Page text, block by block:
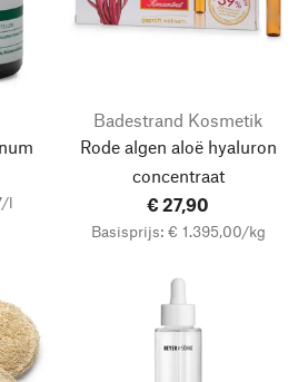
l
Badestrand Kosmetik
Rode algen aloë hyaluron
concentraat
€ 27,90
Basisprijs: € 1.395,00/kg